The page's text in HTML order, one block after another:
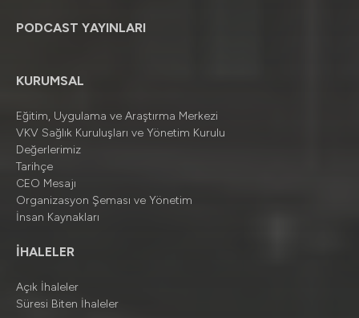
PODCAST YAYINLARI
KURUMSAL
Eğitim, Uygulama ve Araştırma Merkezi
VKV Sağlık Kuruluşları ve Yönetim Kurulu
Değerlerimiz
Tarihçe
CEO Mesajı
Organizasyon Şeması ve Yönetim
İnsan Kaynakları
İHALELER
Açık İhaleler
Süresi Biten İhaleler